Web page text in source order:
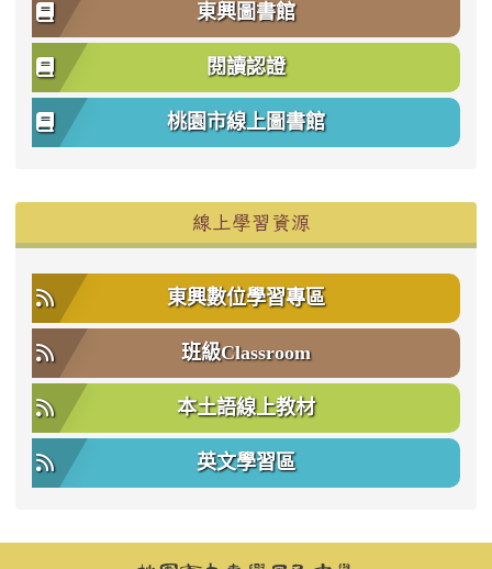
東興圖書館
閱讀認證
桃園市線上圖書館
線上學習資源
東興數位學習專區
班級Classroom
本土語線上教材
英文學習區
頁尾區域內容